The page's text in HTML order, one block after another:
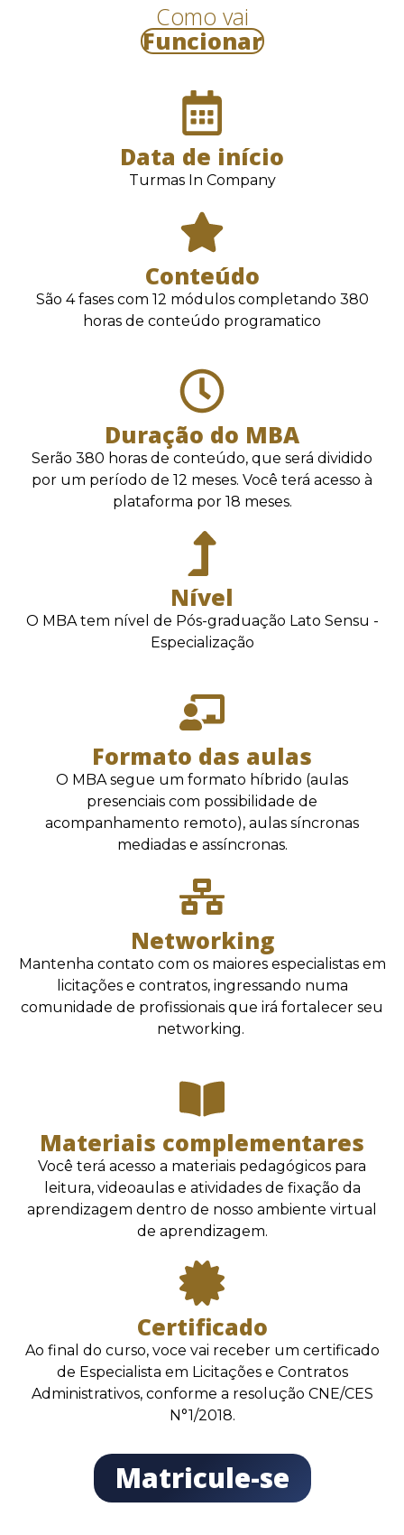
Como vai
Funcionar
Data de início
Turmas In Company
Conteúdo
São 4 fases com 12 módulos completando 380
horas de conteúdo programatico
Duração do MBA
Serão 380 horas de conteúdo, que será dividido
por um período de 12 meses. Você terá acesso à
plataforma por 18 meses.
Nível
O MBA tem nível de Pós-graduação Lato Sensu -
Especialização
Formato das aulas
O MBA segue um formato híbrido (aulas
presenciais com possibilidade de
acompanhamento remoto), aulas síncronas
mediadas e assíncronas.
Networking
Mantenha contato com os maiores especialistas em
licitações e contratos, ingressando numa
comunidade de profissionais que irá fortalecer seu
networking.
Materiais complementares
Você terá acesso a materiais pedagógicos para
leitura, videoaulas e atividades de fixação da
aprendizagem dentro de nosso ambiente virtual
de aprendizagem.
Certificado
Ao final do curso, voce vai receber um certificado
de Especialista em Licitações e Contratos
Administrativos, conforme a resolução CNE/CES
N°1/2018.
Matricule-se